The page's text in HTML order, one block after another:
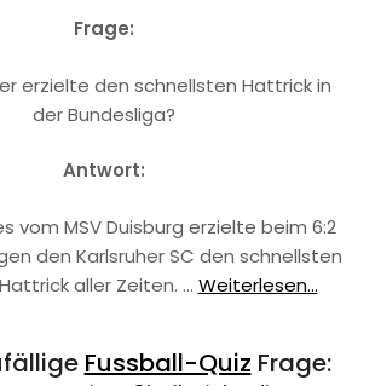
Frage:
erzielte den schnellsten Hattrick in
der Bundesliga?
Antwort:
vom MSV Duisburg erzielte beim 6:2
den Karlsruher SC den schnellsten
aller Zeiten. … Weiterlesen...
Fussball-Quiz Frage: